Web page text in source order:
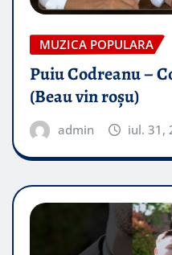
MUZICA POPULARA
Puiu Codreanu –
(Beau vin roșu)
admin iul. 31,